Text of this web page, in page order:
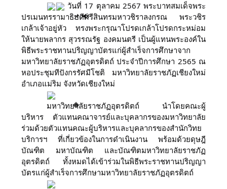
วันที่ 17 ตุลาคม 2567 พระบาทสมเด็จพระ
ปรเมนทรรามาธิบดีศรีสินทรมหาวชิราลงกรณ พระวชิร
เกล้าเจ้าอยู่หัว ทรงพระกรุณาโปรดเกล้าโปรดกระหม่อม
ให้นายพลากร สุวรรณรัฐ องคมนตรี เป็นผู้แทนพระองค์ใน
พิธีพระราชทานปริญญาบัตรแก่ผู้สำเร็จการศึกษาจาก
มหาวิทยาลัยราชภัฏอุตรดิตถ์ ประจำปีการศึกษา​ 2565 ณ
หอประชุมทีปังกรรัศมีโชติ มหาวิทยาลัยราชภัฏเชียงใหม่
อำเภอแม่ริม จังหวัดเชียงใหม่
มหาวิทยาลัยราชภัฏอุตรดิตถ์ นำโดยคณะผู้
บริหาร ตัวแทนคณาจารย์และบุคลากรของมหาวิทยาลัย
ร่วมด้วยตัวแทนคณะผู้บริหารและบุคลากรของสำนักวิทย
บริการฯ ที่เกี่ยวข้องในการดำเนินงาน พร้อมด้วยดุษฎี
บัณฑิต มหาบัณฑิต และบัณฑิตมหาวิทยาลัยราชภัฏ
อุตรดิตถ์ ทั้งหมดได้เข้าร่วมในพิธีพระราชทานปริญญา
บัตรแก่ผู้สำเร็จการศึกษามหาวิทยาลัยราชภัฏอุตรดิตถ์